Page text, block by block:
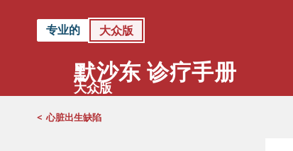
专业的 大众版
默沙东 诊疗手册
大众版
< 心脏出生缺陷